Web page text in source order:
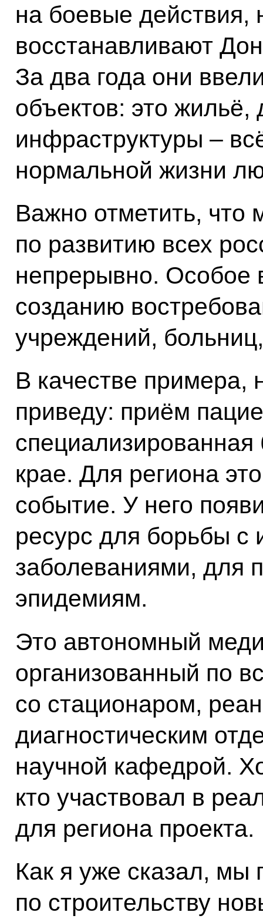
на боевые действия,
восстанавливают
За два года они
объектов: это жильё,
инфраструктуры –
нормальной жизни
Важно отметить, что
по развитию всех
непрерывно.
созданию
учреждений,
В качестве примера,
приведу: приём
крае. Для региона
событие. У него
ресурс для борьбы
заболеваниями, для
эпидемиям.
Это автономный
организованный по
со стационаром,
диагностическим
научной кафедрой.
кто участвовал в
для региона проекта.
Как я уже сказал, мы
по строительству